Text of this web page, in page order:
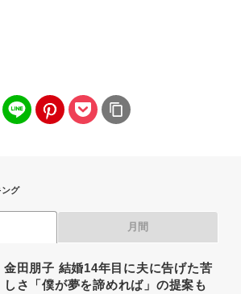
ング
月間
金田朋子 結婚14年目に夫に告げた苦
しさ「僕が夢を諦めれば」の提案も